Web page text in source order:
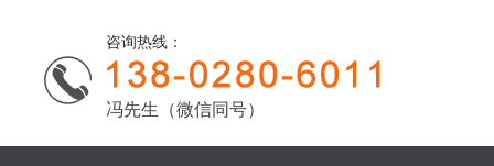
咨询热线：
冯先生（微信同号）